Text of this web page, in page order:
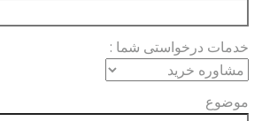
خدمات درخواستی شما :
موضوع